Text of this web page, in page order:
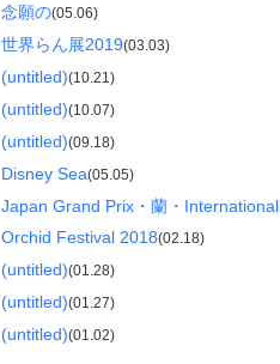
念願の(05.06)
世界らん展2019(03.03)
(untitled)(10.21)
(untitled)(10.07)
(untitled)(09.18)
Disney Sea(05.05)
Japan Grand Prix・蘭・International
Orchid Festival 2018(02.18)
(untitled)(01.28)
(untitled)(01.27)
(untitled)(01.02)